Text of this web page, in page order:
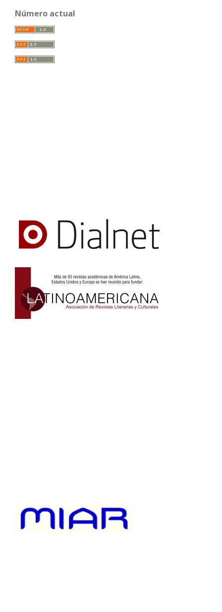
Número actual